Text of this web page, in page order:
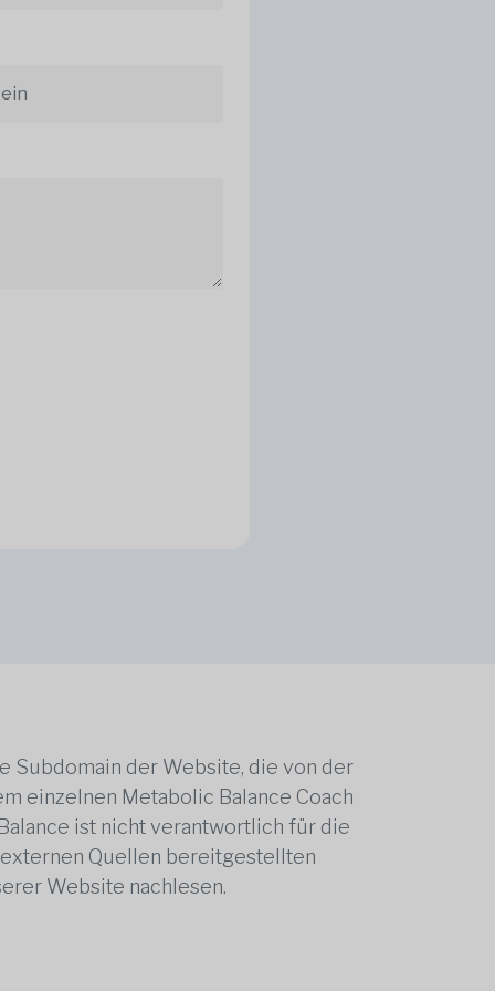
Subdomain der Website, die von der
einzelnen Metabolic Balance Coach
ist nicht verantwortlich für die
Quellen bereitgestellten
Website nachlesen.